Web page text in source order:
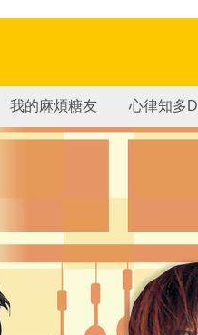
我的麻煩糖友 心律知多D